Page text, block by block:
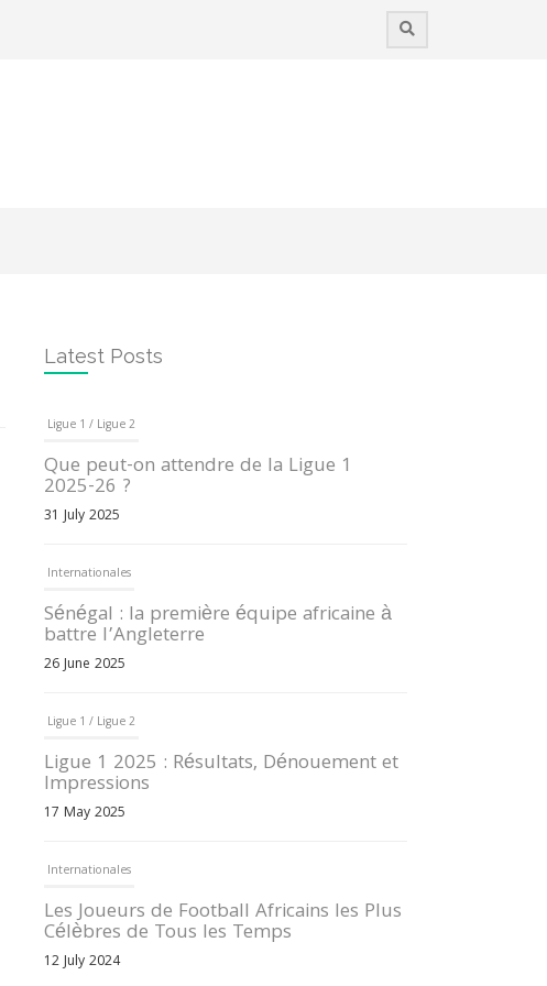
Latest Posts
Ligue 1 / Ligue 2
Que peut-on attendre de la Ligue 1
2025-26 ?
31 July 2025
Internationales
Sénégal : la première équipe africaine à
battre l’Angleterre
26 June 2025
Ligue 1 / Ligue 2
Ligue 1 2025 : Résultats, Dénouement et
Impressions
17 May 2025
Internationales
Les Joueurs de Football Africains les Plus
Célèbres de Tous les Temps
12 July 2024